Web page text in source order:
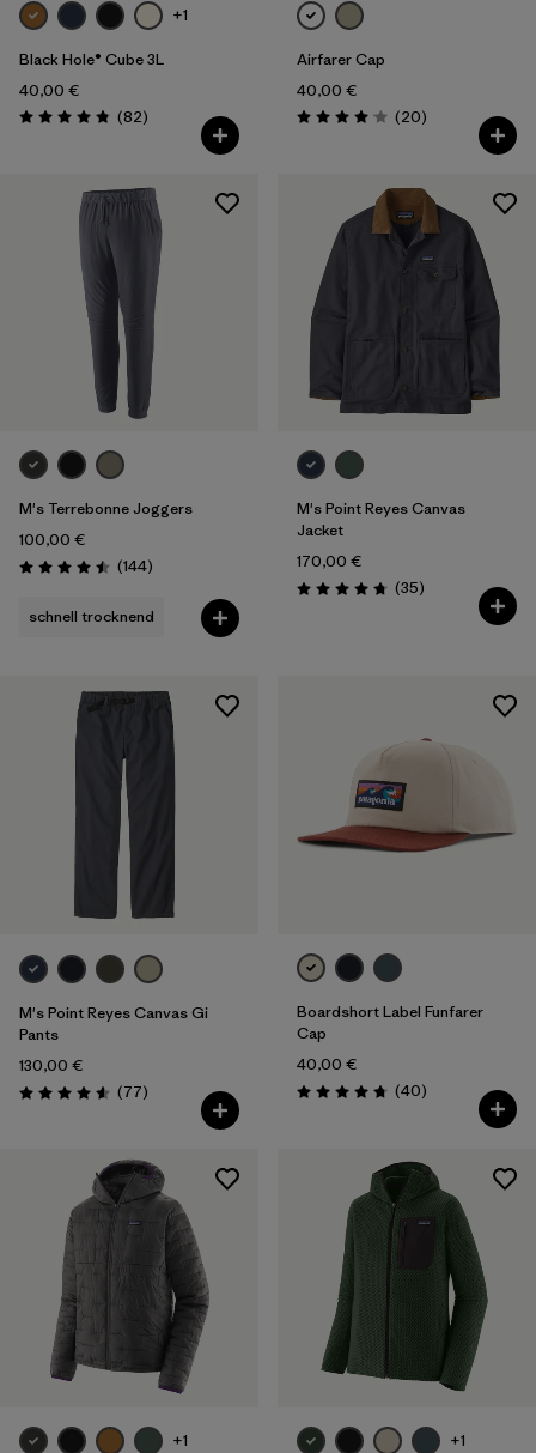
+1
Black Hole® Cube 3L
40,00 €
Bewertung: 4.8 / 5
(82Rezensionen
)
Airfarer Cap
40,00 €
Bewertung: 4.1 / 5
(20Rezensionen
)
M's Terrebonne Joggers
100,00 €
Bewertung: 4.5 / 5
(144Rezensionen
)
schnell trocknend
M's Point Reyes Canvas
Jacket
170,00 €
Bewertung: 4.7 / 5
(35Rezensionen
)
M's Point Reyes Canvas Gi
Pants
130,00 €
Bewertung: 4.6 / 5
(77Rezensionen
)
Boardshort Label Funfarer
Cap
40,00 €
Bewertung: 4.8 / 5
(40Rezensionen
)
+1 +1